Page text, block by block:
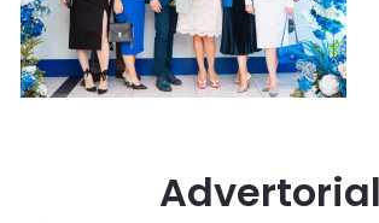
Advertorial